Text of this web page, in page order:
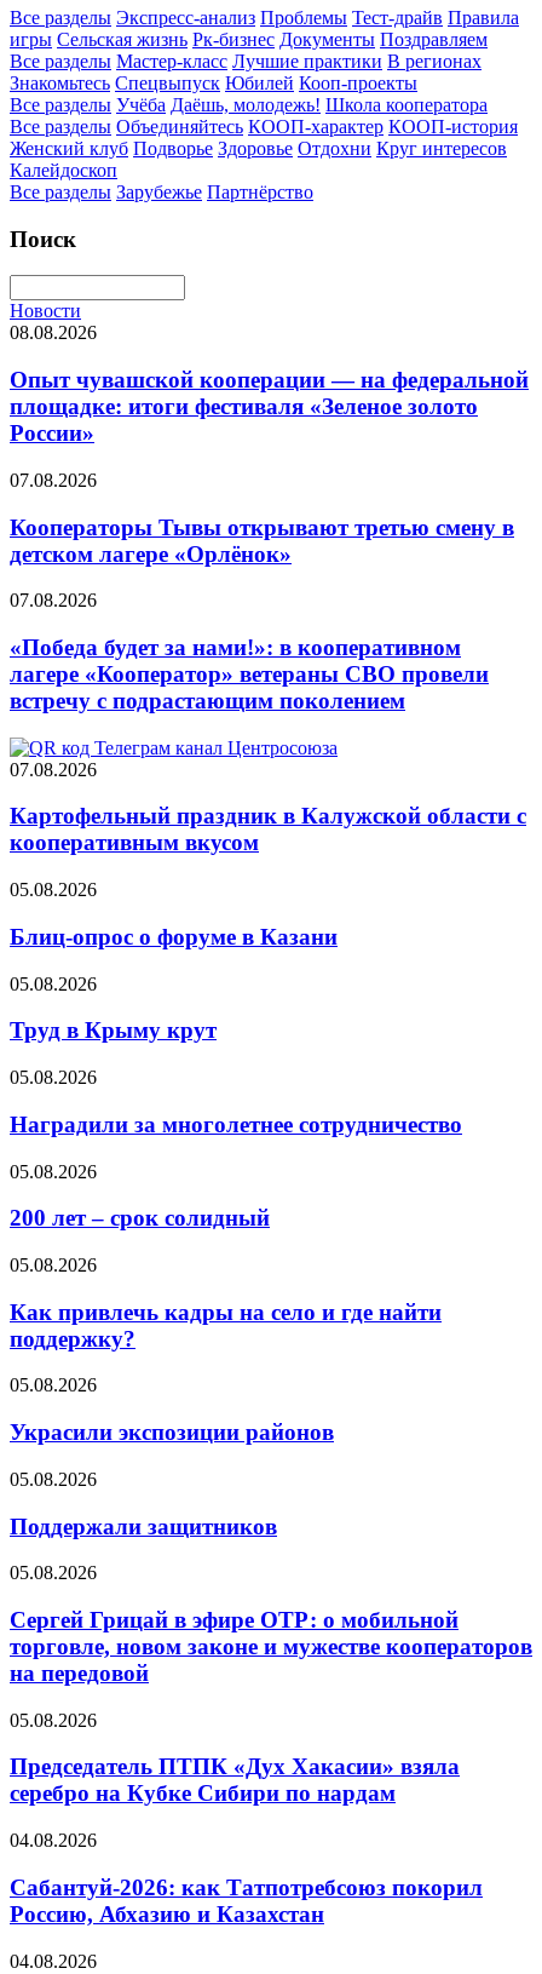
Все разделы Экспресс-анализ Проблемы Тест-драйв Правила
игры Сельская жизнь Рк-бизнес Документы Поздравляем
Все разделы Мастер-класс Лучшие практики В регионах
Знакомьтесь Спецвыпуск Юбилей Кооп-проекты
Все разделы Учёба Даёшь, молодежь! Школа кооператора
Все разделы Объединяйтесь КООП-характер КООП-история
Женский клуб Подворье Здоровье Отдохни Круг интересов
Калейдоскоп
Все разделы Зарубежье Партнёрство
Поиск
Новости
08.08.2026
Опыт чувашской кооперации — на федеральной
площадке: итоги фестиваля «Зеленое золото
России»
07.08.2026
Кооператоры Тывы открывают третью смену в
детском лагере «Орлёнок»
07.08.2026
«Победа будет за нами!»: в кооперативном
лагере «Кооператор» ветераны СВО провели
встречу с подрастающим поколением
07.08.2026
Картофельный праздник в Калужской области с
кооперативным вкусом
05.08.2026
Блиц-опрос о форуме в Казани
05.08.2026
Труд в Крыму крут
05.08.2026
Наградили за многолетнее сотрудничество
05.08.2026
200 лет – срок солидный
05.08.2026
Как привлечь кадры на село и где найти
поддержку?
05.08.2026
Украсили экспозиции районов
05.08.2026
Поддержали защитников
05.08.2026
Сергей Грицай в эфире ОТР: о мобильной
торговле, новом законе и мужестве кооператоров
на передовой
05.08.2026
Председатель ПТПК «Дух Хакасии» взяла
серебро на Кубке Сибири по нардам
04.08.2026
Сабантуй-2026: как Татпотребсоюз покорил
Россию, Абхазию и Казахстан
04.08.2026